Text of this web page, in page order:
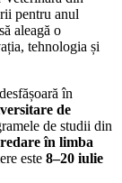
pentru anul
aleagă o
tehnologia și
în
de
de studii din
în limba
este 8–20 iulie